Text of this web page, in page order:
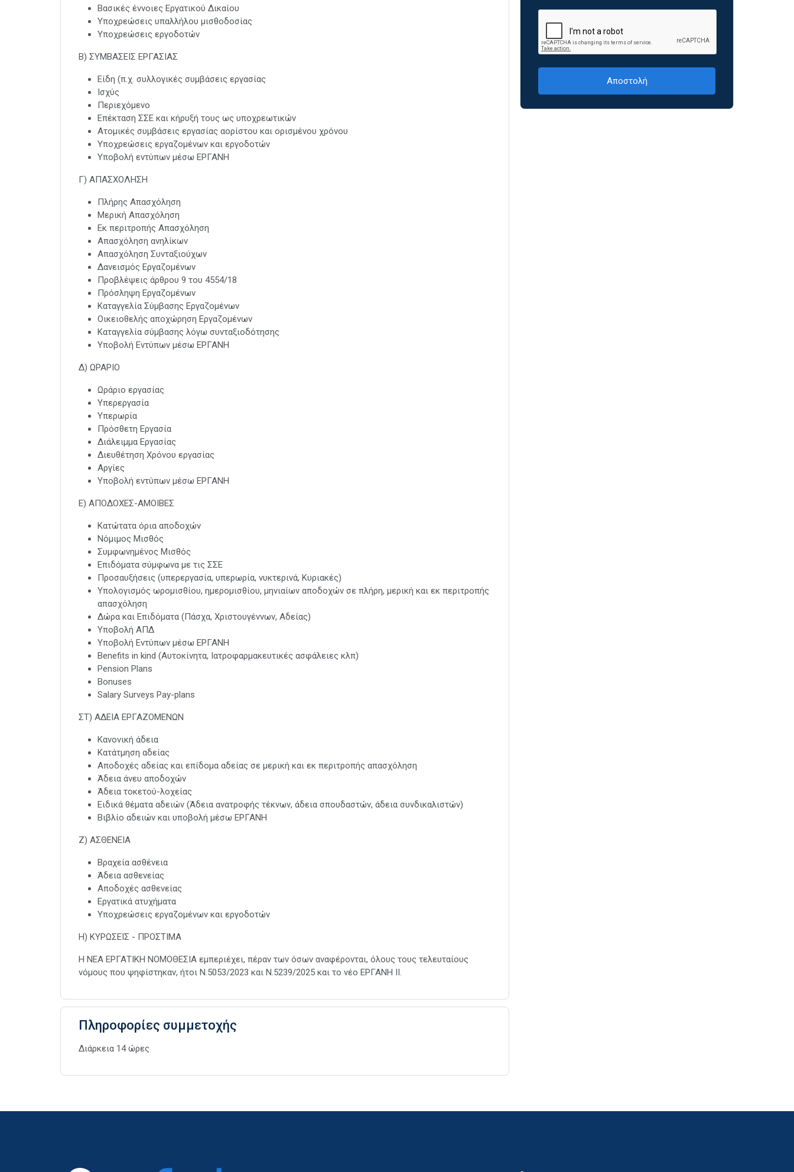
Βασικές έννοιες Εργατικού Δικαίου
Υποχρεώσεις υπαλλήλου μισθοδοσίας
Υποχρεώσεις εργοδοτών
Β) ΣΥΜΒΑΣΕΙΣ ΕΡΓΑΣΙΑΣ
Είδη (π.χ. συλλογικές συμβάσεις εργασίας
Ισχύς
Περιεχόμενο
Επέκταση ΣΣΕ και κήρυξή τους ως υποχρεωτικών
Ατομικές συμβάσεις εργασίας αορίστου και ορισμένου χρόνου
Υποχρεώσεις εργαζομένων και εργοδοτών
Υποβολή εντύπων μέσω ΕΡΓΑΝΗ
Γ) ΑΠΑΣΧΟΛΗΣΗ
Πλήρης Απασχόληση
Μερική Απασχόληση
Εκ περιτροπής Απασχόληση
Απασχόληση ανηλίκων
Απασχόληση Συνταξιούχων
Δανεισμός Εργαζομένων
Προβλέψεις άρθρου 9 του 4554/18
Πρόσληψη Εργαζομένων
Καταγγελία Σύμβασης Εργαζομένων
Οικειοθελής αποχώρηση Εργαζομένων
Καταγγελία σύμβασης λόγω συνταξιοδότησης
Υποβολή Εντύπων μέσω ΕΡΓΑΝΗ
Δ) ΩΡΑΡΙΟ
Ωράριο εργασίας
Υπερεργασία
Υπερωρία
Πρόσθετη Εργασία
Διάλειμμα Εργασίας
Διευθέτηση Χρόνου εργασίας
Αργίες
Υποβολή εντύπων μέσω ΕΡΓΑΝΗ
Ε) ΑΠΟΔΟΧΕΣ-ΑΜΟΙΒΕΣ
Κατώτατα όρια αποδοχών
Νόμιμος Μισθός
Συμφωνημένος Μισθός
Επιδόματα σύμφωνα με τις ΣΣΕ
Προσαυξήσεις (υπερεργασία, υπερωρία, νυκτερινά, Κυριακές)
Υπολογισμός ωρομισθίου, ημερομισθίου, μηνιαίων αποδοχών σε πλήρη, μερική και εκ περιτροπής
απασχόληση
Δώρα και Επιδόματα (Πάσχα, Χριστουγέννων, Αδείας)
Υποβολή ΑΠΔ
Υποβολή Εντύπων μέσω ΕΡΓΑΝΗ
Benefits in kind (Αυτοκίνητα, Ιατροφαρμακευτικές ασφάλειες κλπ)
Pension Plans
Bonuses
Salary Surveys Pay-plans
ΣΤ) ΑΔΕΙΑ ΕΡΓΑΖΟΜΕΝΩΝ
Κανονική άδεια
Κατάτμηση αδείας
Αποδοχές αδείας και επίδομα αδείας σε μερική και εκ περιτροπής απασχόληση
Άδεια άνευ αποδοχών
Άδεια τοκετού-λοχείας
Ειδικά θέματα αδειών (Άδεια ανατροφής τέκνων, άδεια σπουδαστών, άδεια συνδικαλιστών)
Βιβλίο αδειών και υποβολή μέσω ΕΡΓΑΝΗ
Ζ) ΑΣΘΕΝΕΙΑ
Βραχεία ασθένεια
Άδεια ασθενείας
Αποδοχές ασθενείας
Εργατικά ατυχήματα
Υποχρεώσεις εργαζομένων και εργοδοτών
Η) ΚΥΡΩΣΕΙΣ - ΠΡΟΣΤΙΜΑ
Η ΝΕΑ ΕΡΓΑΤΙΚΗ ΝΟΜΟΘΕΣΙΑ εμπεριέχει, πέραν των όσων αναφέρονται, όλους τους τελευταίους
νόμους που ψηφίστηκαν, ήτοι N.5053/2023 και N.5239/2025 και το νέο ΕΡΓΑΝΗ ΙΙ.
Πληροφορίες συμμετοχής
Διάρκεια 14 ώρες